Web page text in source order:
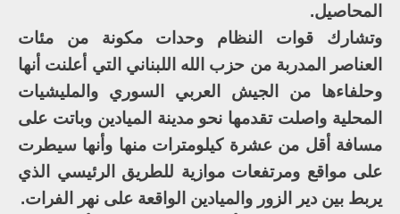
المحاصيل.
وتشارك قوات النظام وحدات مكونة من مئات
العناصر المدربة من حزب الله اللبناني التي أعلنت أنها
وحلفاءها من الجيش العربي السوري والمليشيات
المحلية واصلت تقدمها نحو مدينة الميادين وباتت على
مسافة أقل من عشرة كيلومترات منها وأنها سيطرت
على مواقع ومرتفعات موازية للطريق الرئيسي الذي
يربط بين دير الزور والميادين الواقعة على نهر الفرات.